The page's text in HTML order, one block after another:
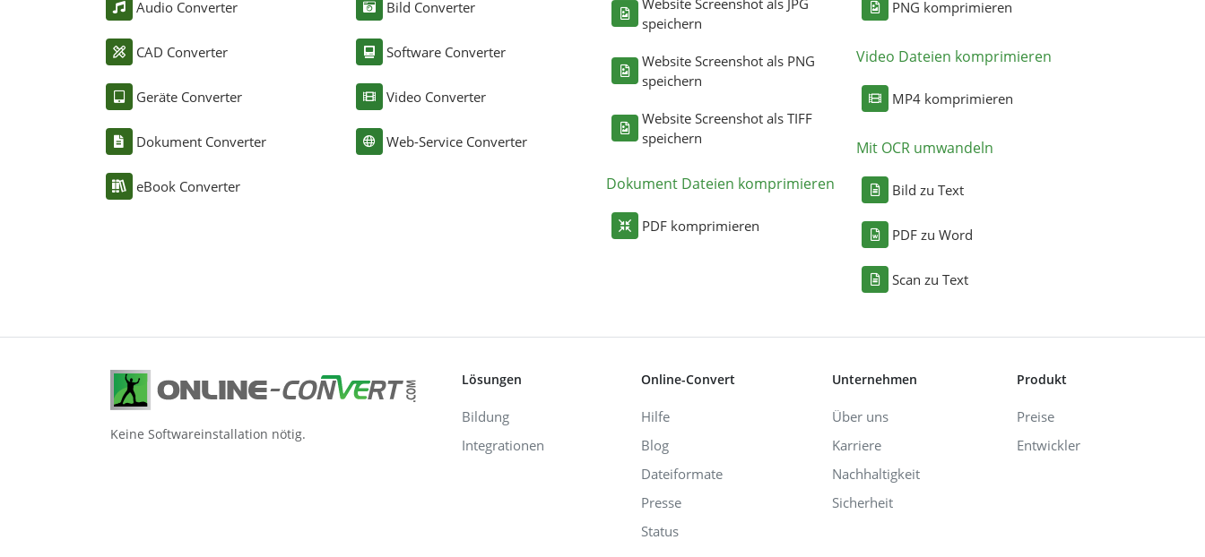
Audio Converter
CAD Converter
Geräte Converter
Dokument Converter
eBook Converter
Bild Converter
Software Converter
Video Converter
Web-Service Converter
speichern
Website Screenshot als PNG
speichern
Website Screenshot als TIFF
speichern
Dokument Dateien komprimieren
PDF komprimieren
PNG komprimieren
Video Dateien komprimieren
MP4 komprimieren
Mit OCR umwandeln
Bild zu Text
PDF zu Word
Scan zu Text
Keine Softwareinstallation nötig.
Lösungen
Bildung
Integrationen
Online-Convert
Hilfe
Blog
Dateiformate
Presse
Status
Unternehmen
Über uns
Karriere
Nachhaltigkeit
Sicherheit
Produkt
Preise
Entwickler